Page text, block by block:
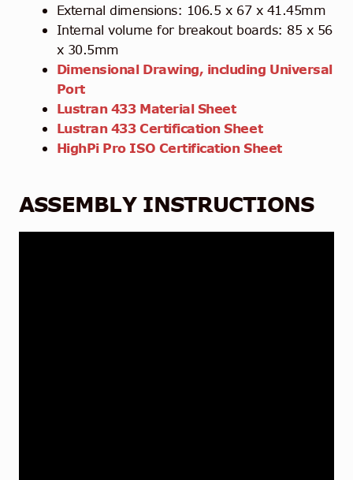
External dimensions: 106.5 x 67 x 41.45mm
Internal volume for breakout boards: 85 x 56
x 30.5mm
Dimensional Drawing, including Universal
Port
Lustran 433 Material Sheet
Lustran 433 Certification Sheet
HighPi Pro ISO Certification Sheet
ASSEMBLY INSTRUCTIONS